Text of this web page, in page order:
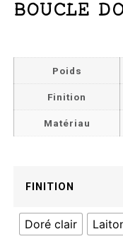
BOUCLE
Poids
Finition
Matériau
FINITION
Doré clair